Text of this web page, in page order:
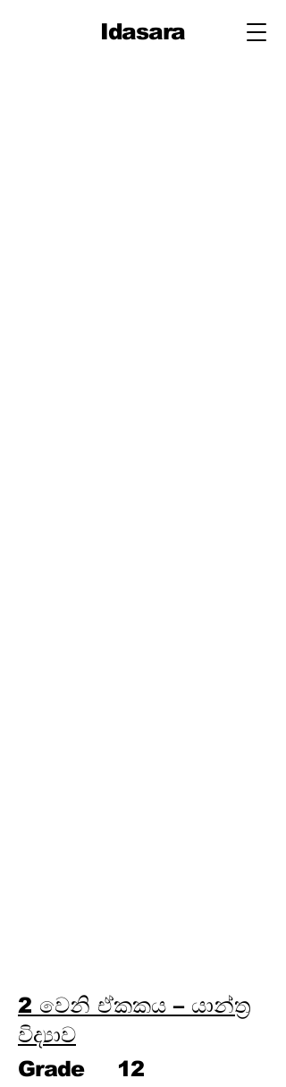
Idasara
2 වෙනි ඒකකය – යාන්ත්‍ර
විද්‍යාව
Grade
12